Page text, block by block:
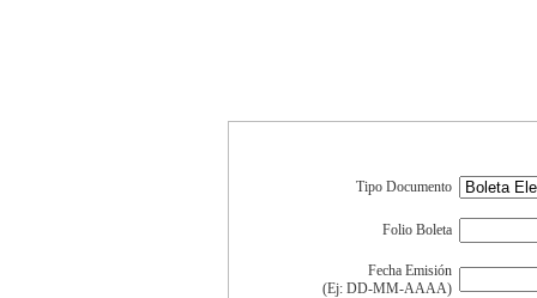
Tipo Documento
Folio Boleta
Fecha Emisión
(Ej: DD-MM-AAAA)